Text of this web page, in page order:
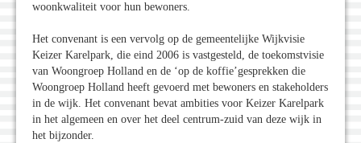
woonkwaliteit voor hun bewoners.
Het convenant is een vervolg op de gemeentelijke Wijkvisie
Keizer Karelpark, die eind 2006 is vastgesteld, de toekomstvisie
van Woongroep Holland en de ‘op de koffie’gesprekken die
Woongroep Holland heeft gevoerd met bewoners en stakeholders
in de wijk. Het convenant bevat ambities voor Keizer Karelpark
in het algemeen en over het deel centrum-zuid van deze wijk in
het bijzonder.